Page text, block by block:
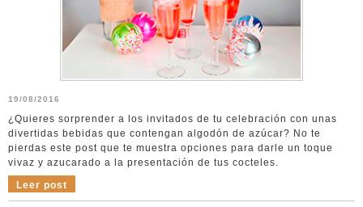
19/08/2016
¿Quieres sorprender a los invitados de tu celebración con unas
divertidas bebidas que contengan algodón de azúcar? No te
pierdas este post que te muestra opciones para darle un toque
vivaz y azucarado a la presentación de tus cocteles.
Leer post